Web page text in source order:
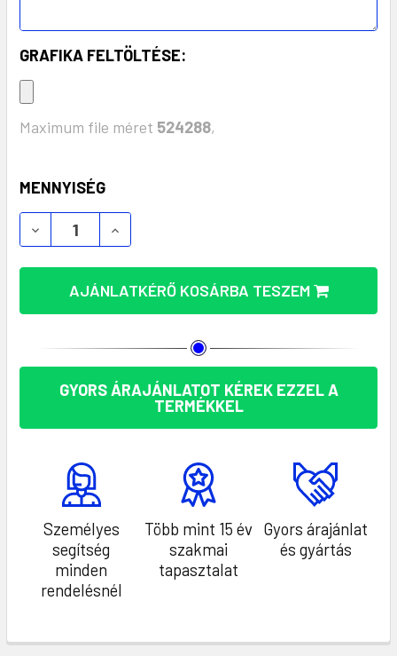
GRAFIKA FELTÖLTÉSE:
Maximum file méret 524288,
KÉSZLET:
MENNYISÉG
MANYX ÖKO MOBILTELEFON TARTÓ -
MANYX ÖKO MOBILTELEFON TARTÓ -
AJÁNLATKÉRŐ KOSÁRBA TESZEM
GYORS ÁRAJÁNLATOT KÉREK EZZEL A
TERMÉKKEL
Személyes
segítség
minden
rendelésnél
Több mint 15 év
szakmai
tapasztalat
Gyors árajánlat
és gyártás